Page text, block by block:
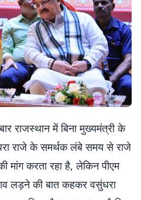
राजस्थान में बिना मुख्यमंत्री के
राजे के समर्थक लंबे समय से राजे
मांग करता रहा है, लेकिन पीएम
लड़ने की बात कहकर वसुंधरा